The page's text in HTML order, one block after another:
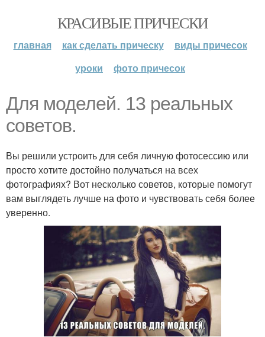
КРАСИВЫЕ ПРИЧЕСКИ
главная как сделать прическу
виды причесок
уроки
фото причесок
Для моделей. 13 реальных
советов.
Вы решили устроить для себя личную фотосессию или
просто хотите достойно получаться на всех
фотографиях? Вот несколько советов, которые помогут
вам выглядеть лучше на фото и чувствовать себя более
уверенно.